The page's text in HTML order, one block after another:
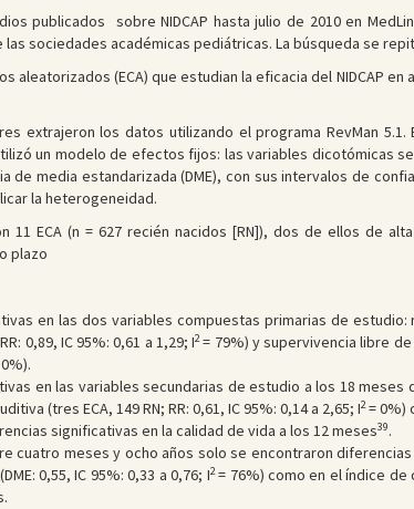
publicados sobre NIDCAP hasta julio de 2010 en
las sociedades académicas pediátricas. La búsqueda se
aleatorizados (ECA) que estudian la eficacia del NIDCAP
extrajeron los datos utilizando el programa RevMan
un modelo de efectos fijos: las variables dicotómicas
de media estandarizada (DME), con sus intervalos de
la heterogeneidad.
11 ECA (n = 627 recién nacidos [RN]), dos de ellos de
plazo
en las dos variables compuestas primarias de
0,89, IC 95%: 0,61 a 1,29; I2= 79%) y supervivencia libre
en las variables secundarias de estudio a los 18 meses
(tres ECA, 149 RN; RR: 0,61, IC 95%: 0,14 a 2,65; I2= 0%)
significativas en la calidad de vida a los 12 meses39.
cuatro meses y ocho años solo se encontraron
0,55, IC 95%: 0,33 a 0,76; I2= 76%) como en el índice de